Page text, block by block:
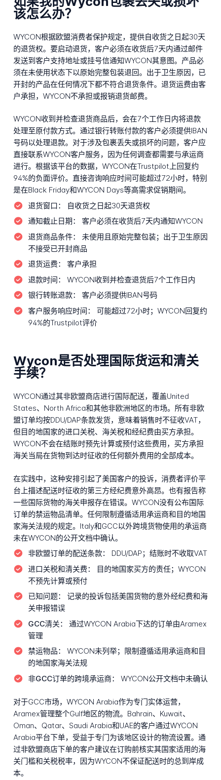
该怎么办？
WYCON根据欧盟消费者保护规定，提供自收货之日起30天
的退货权。要启动退货，客户必须在收货后7天内通过邮件
发送到客户支持地址或挂号信通知WYCON其意图。产品必
须在未使用状态下以原始完整包装退回。出于卫生原因，已
开封的产品在任何情况下都不符合退货条件。退货运费由客
户承担，WYCON不承担或报销退货邮费。
WYCON收到并检查退货商品后，会在7个工作日内将退款
处理至原付款方式。通过银行转账付款的客户必须提供IBAN
号码以处理退款。对于涉及包裹丢失或损坏的问题，客户应
直接联系WYCON客户服务，因为任何调查都需要与承运商
进行。根据该平台的数据，WYCON在Trustpilot上回复约
94%的负面评价。直接咨询响应时间可能超过72小时，特别
是在Black Friday和WYCON Days等高需求促销期间。
退货窗口：
自收货之日起30天退货权
通知截止日期：
客户必须在收货后7天内通知WYCON
退货商品条件：
未使用且原始完整包装；出于卫生原因
不接受已开封商品
退货运费：
客户承担
退款时间：
WYCON收到并检查退货后7个工作日内
银行转账退款：
客户必须提供IBAN号码
客户服务响应时间：
可能超过72小时；WYCON回复约
94%的Trustpilot评价
Wycon是否处理国际货运和清关
手续？
WYCON通过其非欧盟商店进行国际配送，覆盖United
States、North Africa和其他非欧洲地区的市场。所有非欧
盟订单均按DDU/DAP条款发货，意味着销售时不征收VAT，
但目的地国家的进口关税、海关税和经纪费由买方承担。
WYCON不会在结账时预先计算或预付这些费用，买方承担
海关当局在货物到达时征收的任何额外费用的全部成本。
在实践中，这种安排引起了美国客户的投诉，消费者评价平
台上描述配送时征收的第三方经纪费意外高昂。也有报告称
一些国际货物的海关申报存在错误。WYCON没有公布国际
订单的禁运物品清单。任何限制遵循适用承运商和目的地国
家海关法规的规定。Italy和GCC以外跨境货物使用的承运商
未在WYCON的公开文档中确认。
非欧盟订单的配送条款：
DDU/DAP；结账时不收取VAT
进口关税和清关费：
目的地国家买方的责任；WYCON
不预先计算或预付
已知问题：
记录的投诉包括美国货物的意外经纪费和海
关申报错误
GCC清关：
通过WYCON Arabia下达的订单由Aramex
管理
禁运物品：
WYCON未列举；限制遵循适用承运商和目
的地国家海关法规
非GCC订单的跨境承运商：
WYCON公开文档中未确认
对于GCC市场，WYCON Arabia作为专门实体运营，
Aramex管理整个Gulf地区的物流。Bahrain、Kuwait、
Oman、Qatar、Saudi Arabia和UAE的客户通过WYCON
Arabia平台下单，受益于专门为该地区设计的物流设置。通
过非欧盟商店下单的客户建议在订购前核实其国家适用的海
关门槛和关税税率，因为WYCON不保证配送时的总到岸成
本。